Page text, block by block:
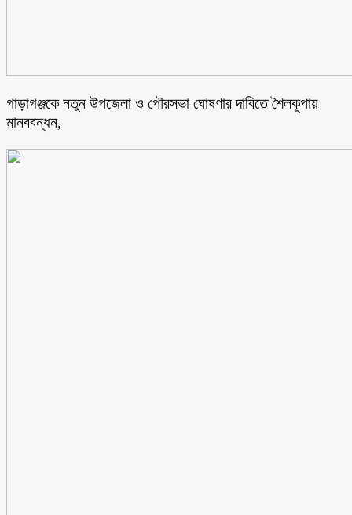
গাড়াগঞ্জকে নতুন উপজেলা ও পৌরসভা ঘোষণার দাবিতে শৈলকূপায়
মানববন্ধন,